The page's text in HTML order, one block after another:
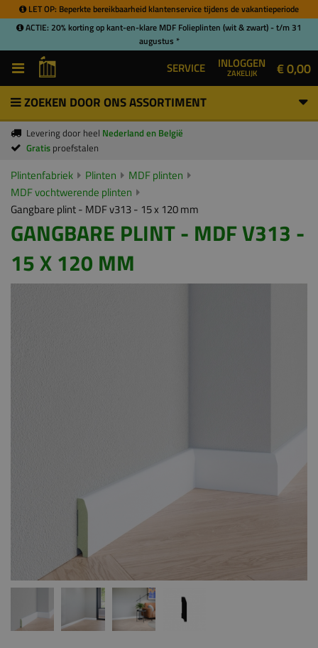
LET OP: Beperkte bereikbaarheid klantenservice tijdens de vakantieperiode
ACTIE: 20% korting op kant-en-klare MDF Folieplinten (wit & zwart) - t/m 31
augustus *
SERVICE INLOGGEN
ZAKELIJK € 0,00
ZOEKEN DOOR ONS ASSORTIMENT
Levering door heel Nederland en België
Gratis proefstalen
Plintenfabriek Plinten
MDF plinten
MDF vochtwerende plinten
Gangbare plint - MDF v313 - 15 x 120 mm
GANGBARE PLINT - MDF V313 -
15 X 120 MM